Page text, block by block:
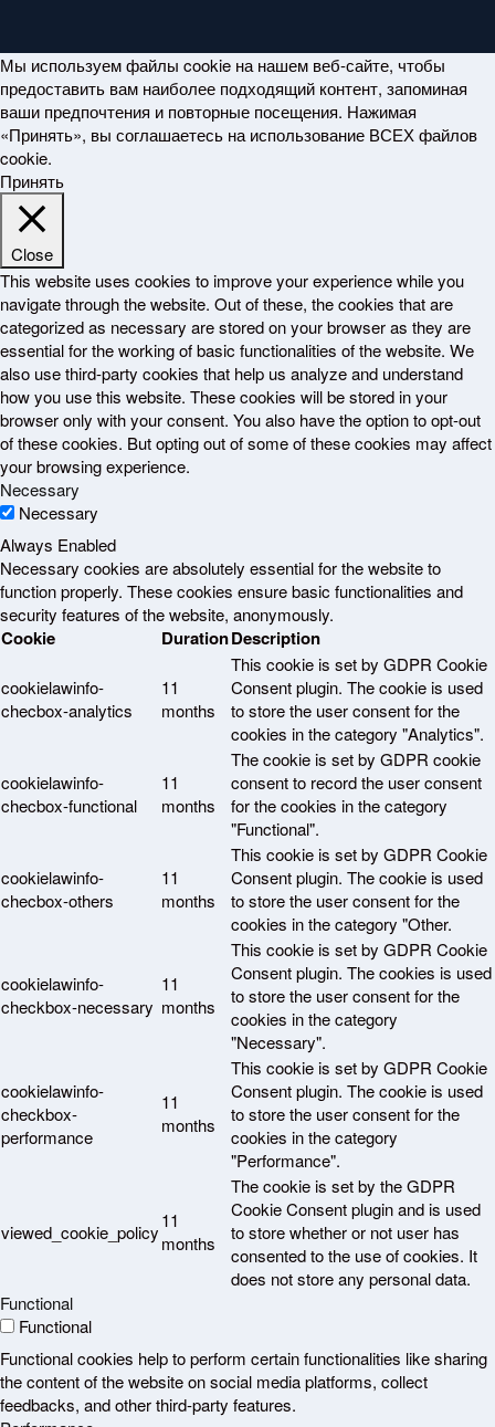
Мы используем файлы cookie на нашем веб-сайте, чтобы
предоставить вам наиболее подходящий контент, запоминая
ваши предпочтения и повторные посещения. Нажимая
«Принять», вы соглашаетесь на использование ВСЕХ файлов
cookie.
Принять
Close
This website uses cookies to improve your experience while you
navigate through the website. Out of these, the cookies that are
categorized as necessary are stored on your browser as they are
essential for the working of basic functionalities of the website. We
also use third-party cookies that help us analyze and understand
how you use this website. These cookies will be stored in your
browser only with your consent. You also have the option to opt-out
of these cookies. But opting out of some of these cookies may affect
your browsing experience.
Necessary
Necessary
Always Enabled
Necessary cookies are absolutely essential for the website to
function properly. These cookies ensure basic functionalities and
security features of the website, anonymously.
Cookie DurationDescription
cookielawinfo-
checbox-analytics
11
months
This cookie is set by GDPR Cookie
Consent plugin. The cookie is used
to store the user consent for the
cookies in the category "Analytics".
cookielawinfo-
checbox-functional
11
months
The cookie is set by GDPR cookie
consent to record the user consent
for the cookies in the category
"Functional".
cookielawinfo-
checbox-others
11
months
This cookie is set by GDPR Cookie
Consent plugin. The cookie is used
to store the user consent for the
cookies in the category "Other.
cookielawinfo-
checkbox-necessary
11
months
This cookie is set by GDPR Cookie
Consent plugin. The cookies is used
to store the user consent for the
cookies in the category
"Necessary".
cookielawinfo-
checkbox-
performance
11
months
This cookie is set by GDPR Cookie
Consent plugin. The cookie is used
to store the user consent for the
cookies in the category
"Performance".
viewed_cookie_policy
11
months
The cookie is set by the GDPR
Cookie Consent plugin and is used
to store whether or not user has
consented to the use of cookies. It
does not store any personal data.
Functional
Functional
Functional cookies help to perform certain functionalities like sharing
the content of the website on social media platforms, collect
feedbacks, and other third-party features.